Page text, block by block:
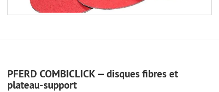
PFERD COMBICLICK — disques fibres et
plateau-support